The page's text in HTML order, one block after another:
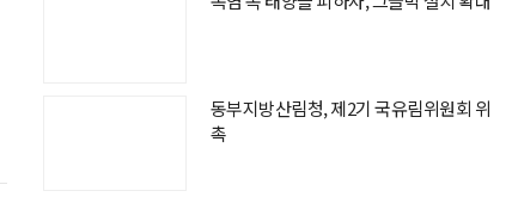
동부지방산림청, 제2기 국유림위원회 위
촉